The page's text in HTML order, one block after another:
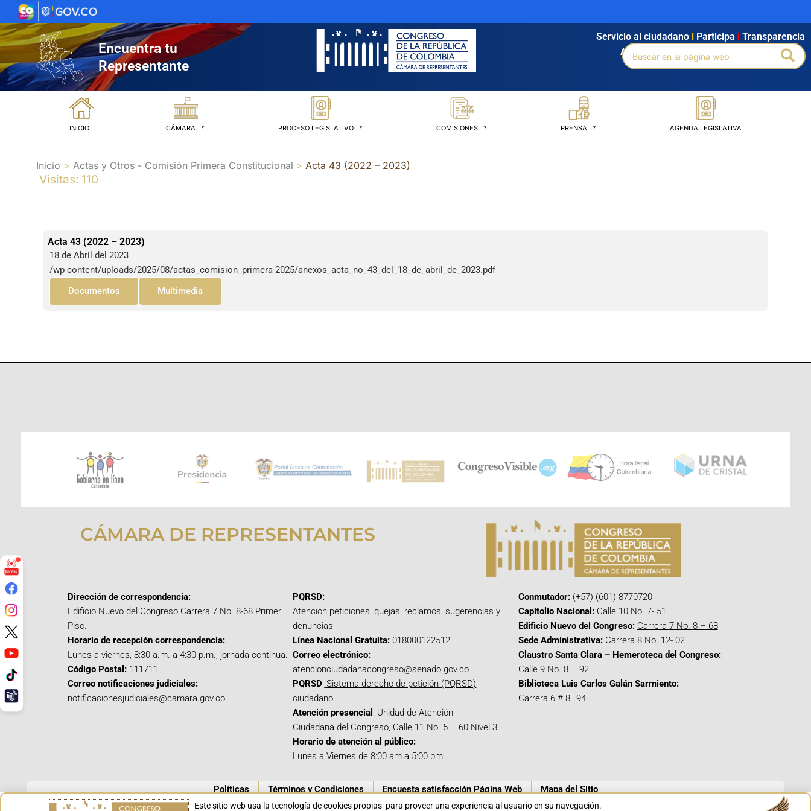
al
contenido
Encuentra tu
Representante
Agendamiento Intranet Búsqueda avanzada
Servicio al ciudadano Participa Transparencia
Buscar
por:
INICIO CÁMARA PROCESO LEGISLATIVO COMISIONES PRENSA AGENDA LEGISLATIVA
Inicio Actas y Otros - Comisión Primera Constitucional Acta 43 (2022 – 2023)
Visitas: 110
Acta 43 (2022 – 2023)
18 de Abril del 2023
/wp-content/uploads/2025/08/actas_comision_primera-2025/anexos_acta_no_43_del_18_de_abril_de_2023.pdf
Documentos
Multimedia
CÁMARA DE REPRESENTANTES
Dirección de correspondencia:
Edificio Nuevo del Congreso Carrera 7 No. 8-68 Primer
Piso.
Horario de recepción correspondencia:
Lunes a viernes, 8:30 a.m. a 4:30 p.m., jornada continua.
Código Postal: 111711
Correo notificaciones judiciales:
notificacionesjudiciales@camara.gov.co
PQRSD:
Atención peticiones, quejas, reclamos, sugerencias y
denuncias
Línea Nacional Gratuita: 018000122512
Correo electrónico:
atencionciudadanacongreso@senado.gov.co
PQRSD: Sistema derecho de petición (PQRSD)
ciudadano
Atención presencial : Unidad de Atención
Ciudadana del Congreso, Calle 11 No. 5 – 60 Nivel 3
Horario de atención al público:
Lunes a Viernes de 8:00 am a 5:00 pm
Conmutador:(+57) (601) 8770720
Capitolio Nacional: Calle 10 No. 7- 51
Edificio Nuevo del Congreso: Carrera 7 No. 8 – 68
Sede Administrativa: Carrera 8 No. 12- 02
Claustro Santa Clara – Hemeroteca del Congreso:
Calle 9 No. 8 – 92
Biblioteca Luis Carlos Galán Sarmiento:
Carrera 6 # 8–94
Políticas Términos y Condiciones Encuesta satisfacción Página Web Mapa del Sitio
Este sitio web usa la tecnología de cookies propias para proveer una experiencia al usuario en su navegación.